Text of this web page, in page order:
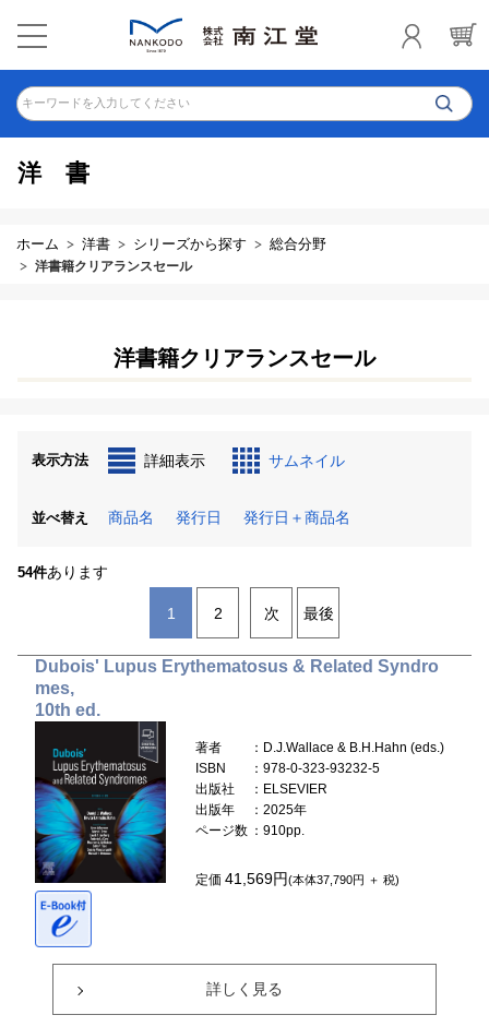
キーワードを入力してください
洋書
ホーム 洋書 シリーズから探す 総合分野
洋書籍クリアランスセール
洋書籍クリアランスセール
表示方法 詳細表示 サムネイル
並べ替え 商品名 発行日 発行日＋商品名
54件あります
1 2 次 最後
Dubois' Lupus Erythematosus & Related Syndro
mes,
10th ed.
著者
：D.J.Wallace & B.H.Hahn (eds.)
ISBN
：978-0-323-93232-5
出版社
：ELSEVIER
出版年
：2025年
ページ数 ：910pp.
定価41,569円(本体37,790円 ＋ 税)
詳しく見る